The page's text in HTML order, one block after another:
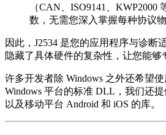
（CAN、ISO9141、KWP2000
数，无需您深入掌握每种协议物
因此，J2534 是您的应用程序与诊断
隐藏了具体硬件的复杂性，让您能够
许多开发者除 Windows 之外还希望
Windows 平台的标准 DLL，我们还提
以及移动平台 Android 和 iOS 的库。